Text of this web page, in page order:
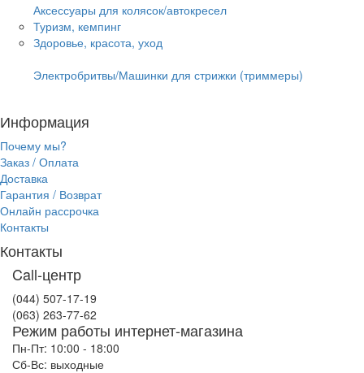
Аксессуары для колясок/автокресел
Туризм, кемпинг
Здоровье, красота, уход
Электробритвы/Машинки для стрижки (триммеры)
Информация
Почему мы?
Заказ / Оплата
Доставка
Гарантия / Возврат
Онлайн рассрочка
Контакты
Контакты
Call-центр
(044) 507-17-19
(063) 263-77-62
Режим работы интернет-магазина
Пн-Пт: 10:00 - 18:00
Сб-Вс: выходные